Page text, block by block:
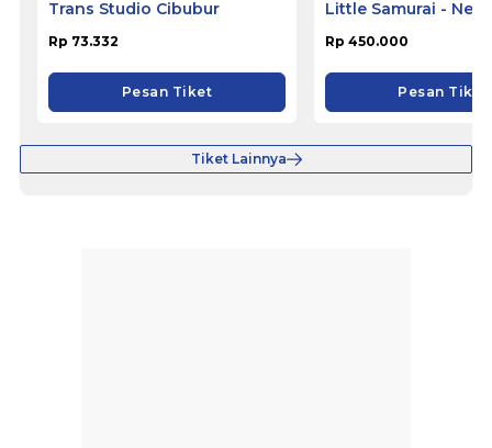
Trans Studio Cibubur
Rp 73.332
Pesan Tiket
Little Samurai -
Rp 450.000
Pesan Tiket
Tiket Lainnya